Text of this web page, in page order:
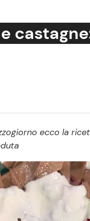
Mondo Mamma
Salute
Viaggi e Turismo
Festività
ecco la